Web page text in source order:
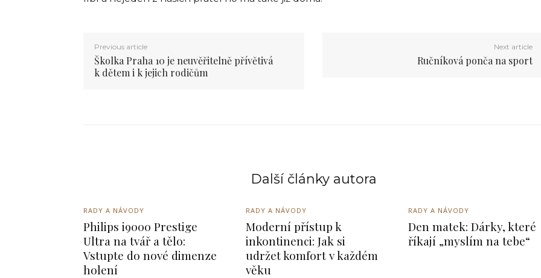
Previous article
Školka Praha 10 je neuvěřitelně přívětivá
k dětem i k jejich rodičům
Next article
Ručníková ponča na sport
Další články autora
RADY A NÁVODY
Philips i9000 Prestige
Ultra na tvář a tělo:
Vstupte do nové dimenze
holení
RADY A NÁVODY
Moderní přístup k
inkontinenci: Jak si
udržet komfort v každém
věku
RADY A NÁVODY
Den matek: Dárky, které
říkají „myslím na tebe“